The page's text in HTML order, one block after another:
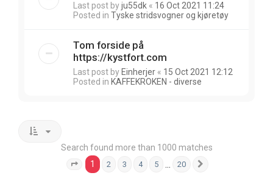
Last post byju55dk « 16 Oct 2021 11:24
Posted in Tyske stridsvogner og kjøretøy
Tom forside på
https://kystfort.com
Last post by Einherjer « 15 Oct 2021 12:12
Posted in KAFFEKROKEN - diverse
Search found more than 1000 matches
Page 1 of 20
1 2 3 4 5 20